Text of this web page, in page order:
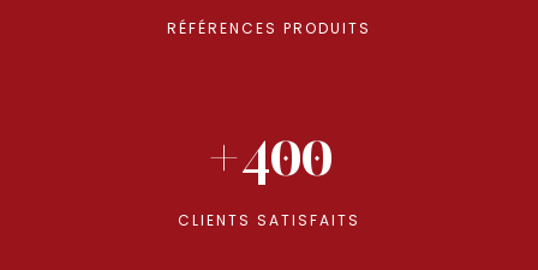
RÉFÉRENCES PRODUITS
+400
CLIENTS SATISFAITS